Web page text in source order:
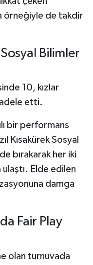
örneğiyle de takdir
Sosyal Bilimler
10, kızlar
etti.
bir performans
Kısakürek Sosyal
bırakarak her iki
Elde edilen
damga
Fair Play
olan turnuvada